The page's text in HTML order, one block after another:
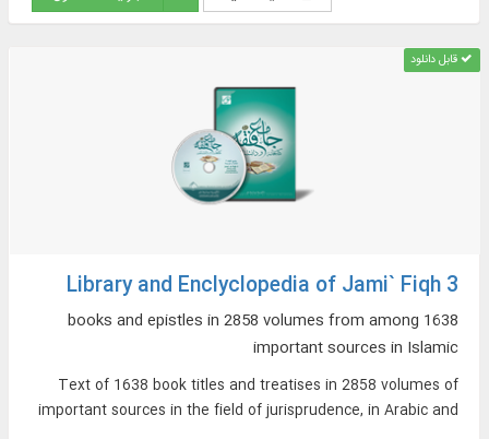
قابل دانلود
Library and Enclyclopedia of Jami` Fiqh 3
1638 books and epistles in 2858 volumes from among
important sources in Islamic
Text of 1638 book titles and treatises in 2858 volumes of
important sources in the field of jurisprudence, in Arabic and